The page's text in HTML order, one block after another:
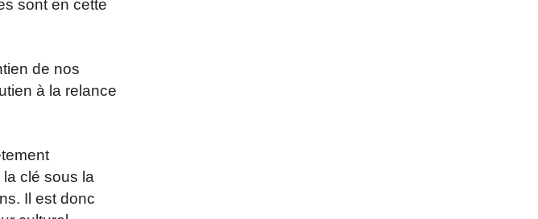
sont en cette
de nos
à la relance
clé sous la
Il est donc